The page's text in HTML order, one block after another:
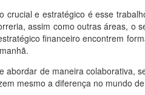
crucial e estratégico é esse
assim como outras áreas, o
financeiro encontrem
abordar de maneira colaborativa,
mesmo a diferença no mundo